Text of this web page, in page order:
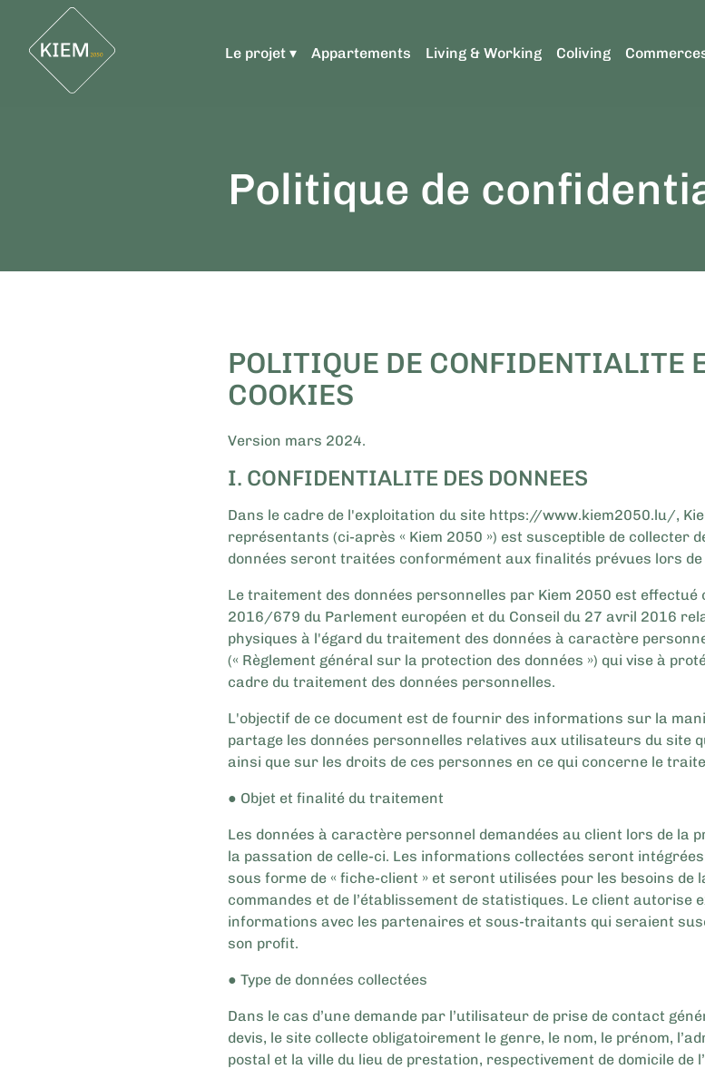
Le projet ▾ Appartements Living & Working Coliving
Politique de
POLITIQUE DE CONFIDENTIALITE
COOKIES
Version mars 2024.
I. CONFIDENTIALITE DES DONNEES
Dans le cadre de l'exploitation du site https://www.kiem2050.lu/,
représentants (ci-après « Kiem 2050 ») est susceptible de collecter
données seront traitées conformément aux finalités prévues lors de
Le traitement des données personnelles par Kiem 2050 est effectué
2016/679 du Parlement européen et du Conseil du 27 avril 2016
physiques à l'égard du traitement des données à caractère
(« Règlement général sur la protection des données ») qui vise à
cadre du traitement des données personnelles.
L'objectif de ce document est de fournir des informations sur la
partage les données personnelles relatives aux utilisateurs du site
ainsi que sur les droits de ces personnes en ce qui concerne le
● Objet et finalité du traitement
Les données à caractère personnel demandées au client lors de la
la passation de celle-ci. Les informations collectées seront
sous forme de « fiche-client » et seront utilisées pour les besoins
commandes et de l’établissement de statistiques. Le client autorise
informations avec les partenaires et sous-traitants qui seraient
son profit.
● Type de données collectées
Dans le cas d’une demande par l’utilisateur de prise de contact
devis, le site collecte obligatoirement le genre, le nom, le prénom,
postal et la ville du lieu de prestation, respectivement de domicile de